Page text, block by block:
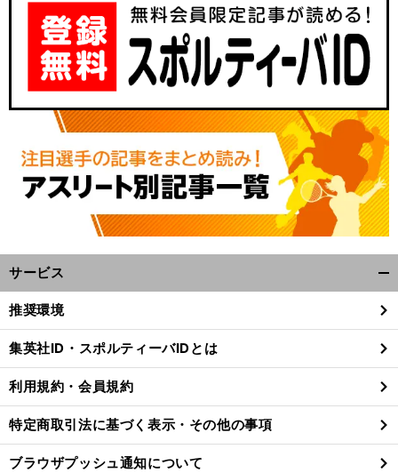
サービス
閉
る
推奨環境
集英社ID・スポルティーバIDとは
利用規約・会員規約
特定商取引法に基づく表示・その他の事項
ブラウザプッシュ通知について